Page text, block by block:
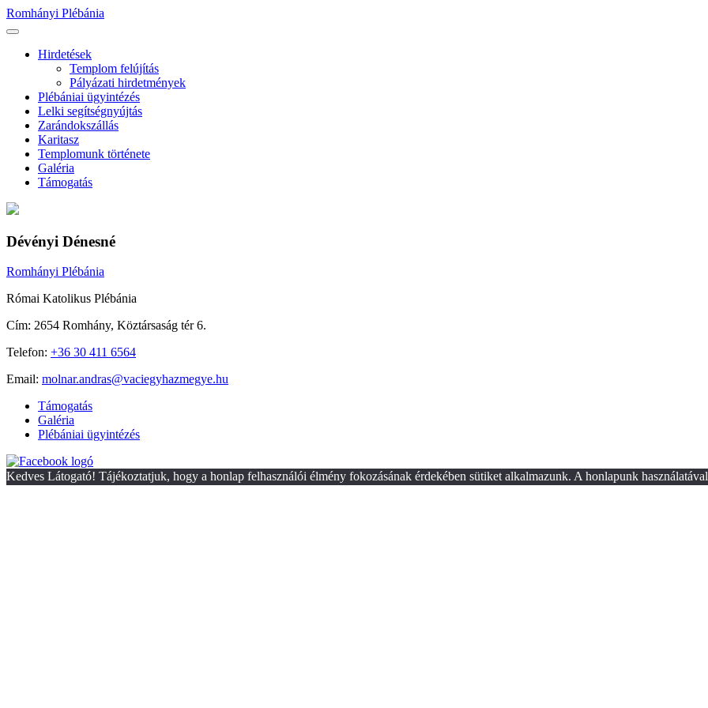
Ugrás
a
Romhányi Plébánia
Hirdetések
Templom felújítás
Pályázati hirdetmények
Plébániai ügyintézés
Lelki segítségnyújtás
Zarándokszállás
Karitasz
Templomunk története
Galéria
Támogatás
Dévényi Dénesné
Romhányi Plébánia
Római Katolikus Plébánia
Cím: 2654 Romhány, Köztársaság tér 6.
Telefon: +36 30 411 6564
Email: molnar.andras@vaciegyhazmegye.hu
Támogatás
Galéria
Plébániai ügyintézés
Kedves Látogató! Tájékoztatjuk, hogy a honlap felhasználói élmény fokozásának érdekében sütiket alkalmazunk. A honlapunk